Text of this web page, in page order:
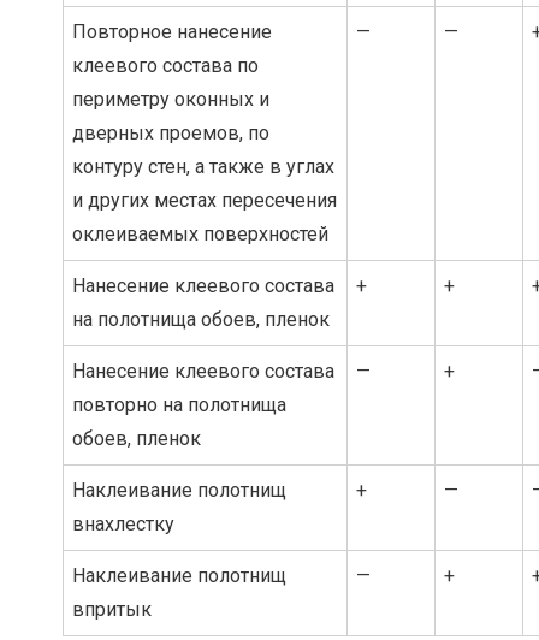
Повторное нанесение
клеевого состава по
периметру оконных и
дверных проемов, по
контуру стен, а также в углах
и других местах пересечения
оклеиваемых поверхностей
— —
Нанесение клеевого состава
на полотнища обоев, пленок
+ +
Нанесение клеевого состава
повторно на полотнища
обоев, пленок
— +
Наклеивание полотнищ
внахлестку
+ —
Наклеивание полотнищ
впритык
— +